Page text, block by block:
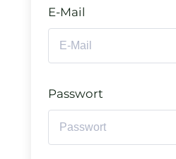
E-Mail
Passwort